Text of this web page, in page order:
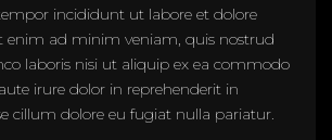
incididunt ut labore et dolore
enim ad minim veniam, quis nostrud
laboris nisi ut aliquip ex ea commodo
irure dolor in reprehenderit in
cillum dolore eu fugiat nulla pariatur.